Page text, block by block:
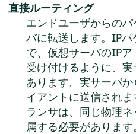
直接ルーティング
エンドユーザからの
バに転送します。IP
で、仮想サーバのIP
受け付けるように、
あります。実サーバ
イアントに送信され
ランサは、同じ物理
属する必要があります。